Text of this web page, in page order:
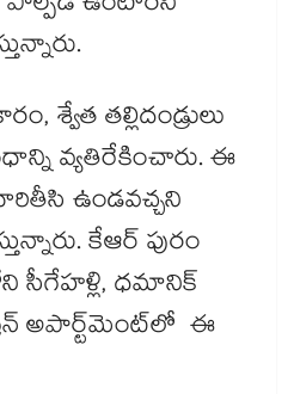
శ్వేత తల్లిదండ్రులు
వ్యతిరేకించారు. ఈ
ఉండవచ్చని
కేఆర్ పురం
సీగేహళ్లి, ధమానిక్
అపార్ట్‌మెంట్‌లో ఈ